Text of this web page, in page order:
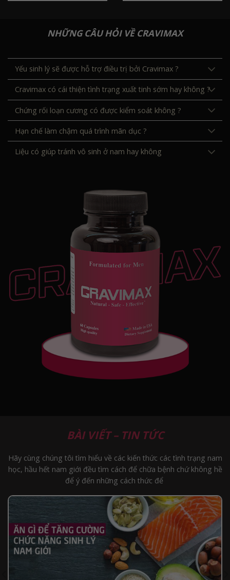
NHỮNG CÂU HỎI VỀ CRAVIMAX
Yếu sinh lý sẽ được hỗ trợ điều trị bởi Cravimax ?
Cravimax có cái thiện tình trạng xuất tinh sớm hay không ?
Chứng rối loạn cương có được kiểm soát không ?
Hạn chế làm chậm quá trình mãn dục ?
Liệu có giúp tránh vô sinh ở nam hay không
BÀI VIẾT – TIN TỨC
Hãy cùng chúng tôi tìm hiểu về các kiến thức các tình trạng nam
học, hầu hết nam giới đều tìm cách để chữa bệnh chứ không hề
để ý đến những cách thức để